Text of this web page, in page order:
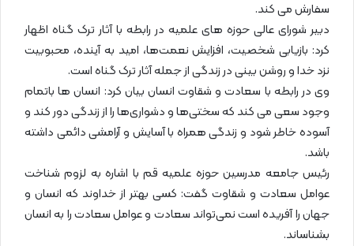
سفارش می کند.
دبیر شورای عالی حوزه های علمیه در رابطه با آثار ترک گناه اظهار
کرد: بازیابی شخصیت، افزایش نعمت‌ها، امید به آینده، محبوبیت
نزد خدا و روشن بینی در زندگی از جمله آثار ترک گناه است.
وی در رابطه با سعادت و شقاوت انسان بیان کرد: انسان ها باتمام
وجود سعی می کند که سختی‌ها و دشواری‌ها را از زندگی دور کند و
آسوده خاطر شود و زندگی همراه با آسایش و آرامشی دائمی داشته
باشد.
رئیس جامعه مدرسین حوزه علمیه قم با اشاره به لزوم شناخت
عوامل سعادت و شقاوت گفت: کسی بهتر از خداوند که انسان و
جهان را آفریده است نمی‌تواند سعادت و عوامل سعادت را به انسان
بشناساند.